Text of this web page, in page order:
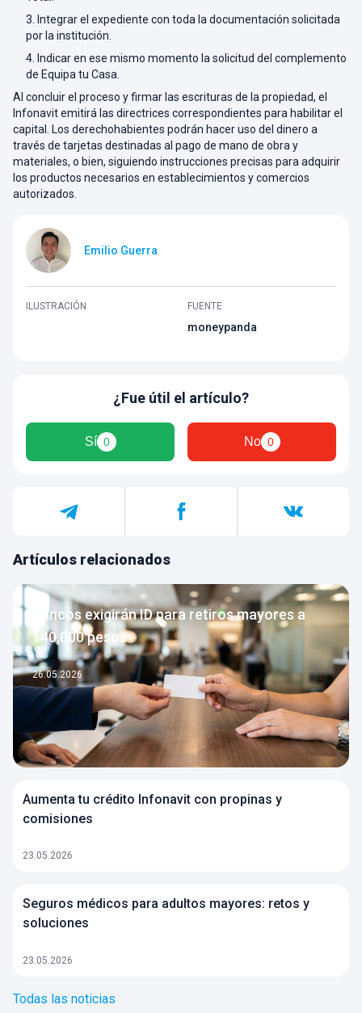
Integrar el expediente con toda la documentación solicitada
por la institución.
Indicar en ese mismo momento la solicitud del complemento
de Equipa tu Casa.
Al concluir el proceso y firmar las escrituras de la propiedad, el
Infonavit emitirá las directrices correspondientes para habilitar el
capital. Los derechohabientes podrán hacer uso del dinero a
través de tarjetas destinadas al pago de mano de obra y
materiales, o bien, siguiendo instrucciones precisas para adquirir
los productos necesarios en establecimientos y comercios
autorizados.
Emilio Guerra
ILUSTRACIÓN FUENTE
moneypanda
¿Fue útil el artículo?
Sí 0 No 0
Artículos relacionados
Bancos exigirán ID para retiros mayores a
140,000 pesos
26.05.2026
Aumenta tu crédito Infonavit con propinas y
comisiones
23.05.2026
Seguros médicos para adultos mayores: retos y
soluciones
23.05.2026
Todas las noticias